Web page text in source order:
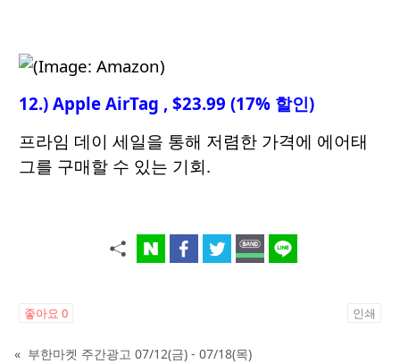
12.) Apple AirTag , $23.99 (17% 할인)
프라임 데이 세일을 통해 저렴한 가격에 에어태
그를 구매할 수 있는 기회.
좋아요 0 인쇄
« 부한마켓 주간광고 07/12(금) - 07/18(목)